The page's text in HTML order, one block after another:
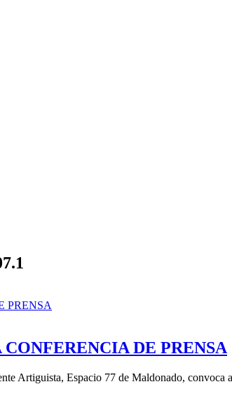
DE PRENSA
Artiguista, Espacio 77 de Maldonado, convoca